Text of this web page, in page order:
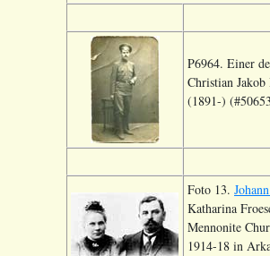
P6964. Einer
Christian
(1891-)
Foto 13.
Katharina
Mennonite
1914-18 in